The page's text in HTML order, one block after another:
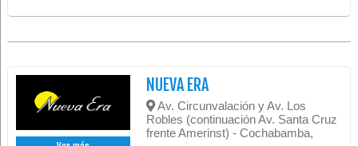
NUEVA ERA
Av. Circunvalación y Av. Los
Robles (continuación Av. Santa Cruz
frente Amerinst) - Cochabamba,